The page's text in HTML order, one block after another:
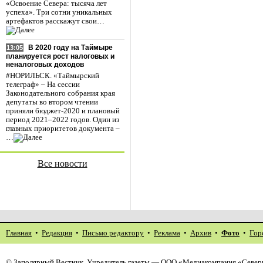
«Освоение Севера: тысяча лет
успеха». Три сотни уникальных
артефактов расскажут свои…
13:05
В 2020 году на Таймыре
планируется рост налоговых и
неналоговых доходов
#НОРИЛЬСК. «Таймырский
телеграф» – На сессии
Законодательного собрания края
депутаты во втором чтении
приняли бюджет-2020 и плановый
период 2021–2022 годов. Один из
главных приоритетов документа –
…
Все новости
Главная • Редакция • Письмо редактору • Реклама • Архив • Фото •